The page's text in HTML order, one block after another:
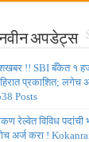
अपडेट्स
!! SBI बँकेत १
प्रकाशित;
Posts
रेल्वेत विविध पदांची
अर्ज करा !